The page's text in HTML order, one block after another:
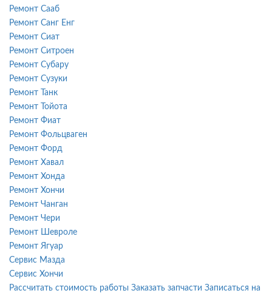
Ремонт Сааб
Ремонт Санг Енг
Ремонт Сиат
Ремонт Ситроен
Ремонт Субару
Ремонт Сузуки
Ремонт Танк
Ремонт Тойота
Ремонт Фиат
Ремонт Фольцваген
Ремонт Форд
Ремонт Хавал
Ремонт Хонда
Ремонт Хончи
Ремонт Чанган
Ремонт Чери
Ремонт Шевроле
Ремонт Ягуар
Сервис Мазда
Сервис Хончи
Рассчитать стоимость работы Заказать запчасти Записаться на